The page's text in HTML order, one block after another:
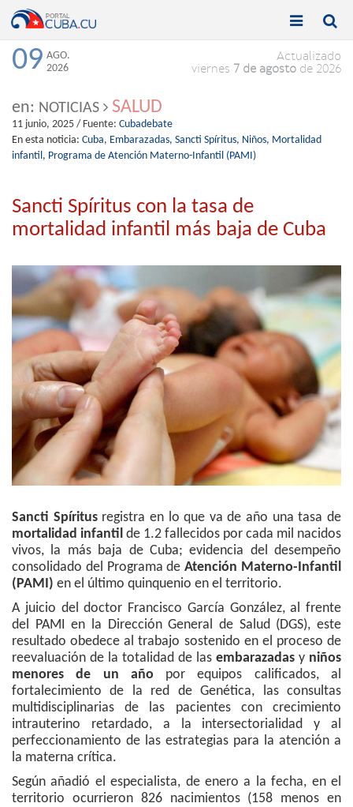
Toggle

Toggle

09 AGO.
2026
Actualizado
viernes 7 de agosto de 2026
en: NOTICIAS SALUD
11 junio, 2025 / Fuente: Cubadebate
En esta noticia: Cuba, Embarazadas, Sancti Spíritus, Niños, Mortalidad
infantil, Programa de Atención Materno-Infantil (PAMI)
Sancti Spíritus con la tasa de
mortalidad infantil más baja de Cuba
Sancti Spíritusregistra en lo que va de año una tasa de
mortalidad infantil de 1.2 fallecidos por cada mil nacidos
vivos, la más baja de Cuba; evidencia del desempeño
consolidado del Programa deAtención Materno-Infantil
(PAMI) en el último quinquenio en el territorio.
A juicio del doctor Francisco García González, al frente
del PAMI en la Dirección General de Salud (DGS), este
resultado obedece al trabajo sostenido en el proceso de
reevaluación de la totalidad de las embarazadas y niños
menores de un año por equipos calificados, al
fortalecimiento de la red de Genética, las consultas
multidisciplinarias de las pacientes con crecimiento
intrauterino retardado, a la intersectorialidad y al
perfeccionamiento de las estrategias para la atención a
la materna crítica.
Según añadió el especialista, de enero a la fecha, en el
territorio ocurrieron 826 nacimientos (158 menos en